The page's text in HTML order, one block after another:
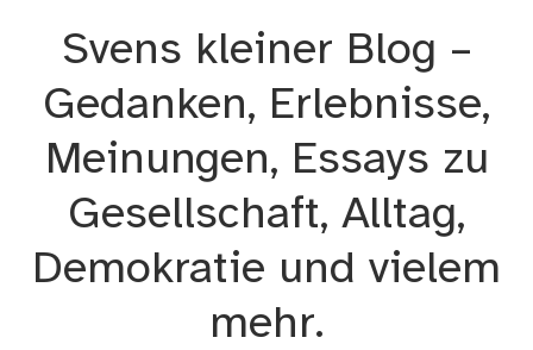
Svens kleiner Blog –
Gedanken, Erlebnisse,
Meinungen, Essays zu
Gesellschaft, Alltag,
Demokratie und vielem
mehr.